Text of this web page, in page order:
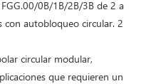
circular modular,
que requieren un